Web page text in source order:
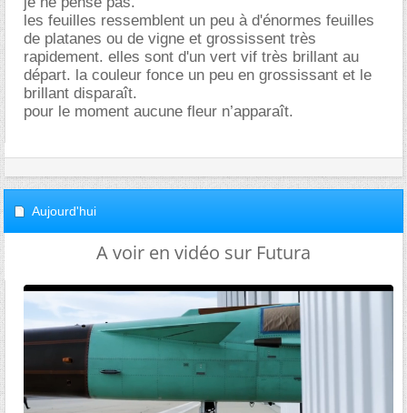
les feuilles ressemblent un peu à d'énormes feuilles
de platanes ou de vigne et grossissent très
rapidement. elles sont d'un vert vif très brillant au
départ. la couleur fonce un peu en grossissant et le
brillant disparaît.
pour le moment aucune fleur n’apparaît.
Aujourd'hui
A voir en vidéo sur Futura